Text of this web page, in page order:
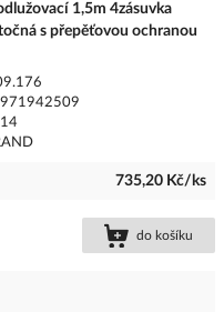
1,5m 4zásuvka
s přepěťovou ochranou
735,20 Kč/ks
do košíku